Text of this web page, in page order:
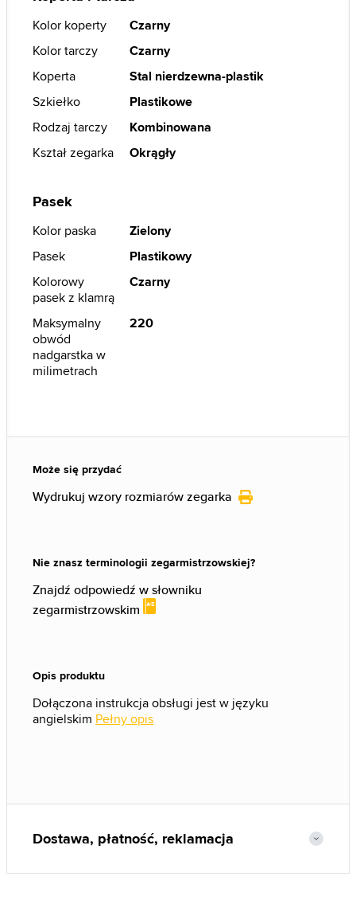
Kolor koperty
Czarny
Kolor tarczy
Czarny
Koperta
Stal nierdzewna-plastik
Szkiełko
Plastikowe
Rodzaj tarczy
Kombinowana
Kształ zegarka
Okrągły
Pasek
Kolor paska
Zielony
Pasek
Plastikowy
Kolorowy
pasek z klamrą
Czarny
Maksymalny
obwód
nadgarstka w
milimetrach
220
Może się przydać
Wydrukuj wzory rozmiarów zegarka
Nie znasz terminologii zegarmistrzowskiej?
Znajdź odpowiedź w słowniku
zegarmistrzowskim
Opis produktu
Dołączona instrukcja obsługi jest w języku
angielskim Pełny opis
Dostawa, płatność, reklamacja